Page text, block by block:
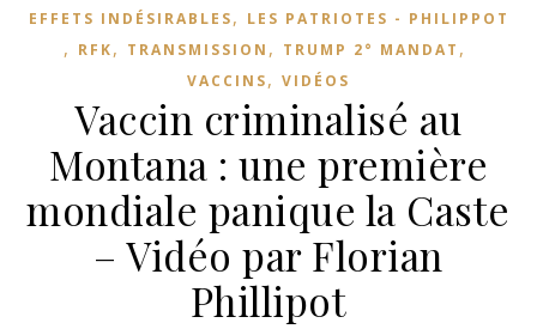
EFFETS INDÉSIRABLES, LES PATRIOTES - PHILIPPOT
, RFK, TRANSMISSION , TRUMP 2° MANDAT ,
VACCINS, VIDÉOS
Vaccin criminalisé au
Montana : une première
mondiale panique la Caste
– Vidéo par Florian
Phillipot